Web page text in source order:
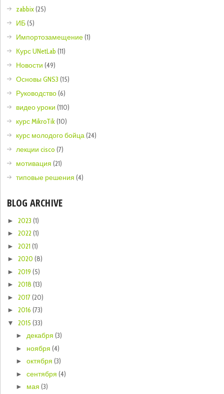
zabbix(25)
ИБ(5)
Импортозамещение(1)
Курс UNetLab (11)
Новости (49)
Основы GNS3 (15)
Руководство(6)
видео уроки (110)
курс MikroTik(10)
курс молодого бойца(24)
лекции cisco (7)
мотивация (21)
типовые решения (4)
BLOG ARCHIVE
►2023(1)
►2022(1)
►2021(1)
►2020(8)
►2019(5)
►2018(13)
►2017(20)
►2016(73)
▼2015(33)
►декабря(3)
► ноября(4)
►октября(3)
►сентября(4)
► мая(3)